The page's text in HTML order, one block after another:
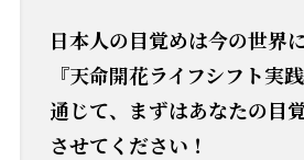
日本人の目覚めは今の世界
『天命開花ライフシフト実
通じて、まずはあなたの目
させてください！